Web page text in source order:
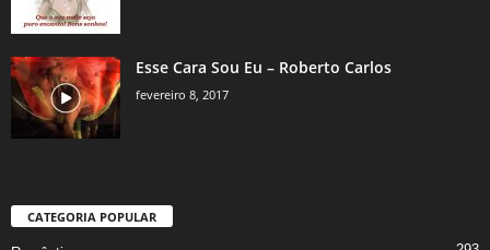
Esse Cara Sou Eu – Roberto Carlos
fevereiro 8, 2017
CATEGORIA POPULAR